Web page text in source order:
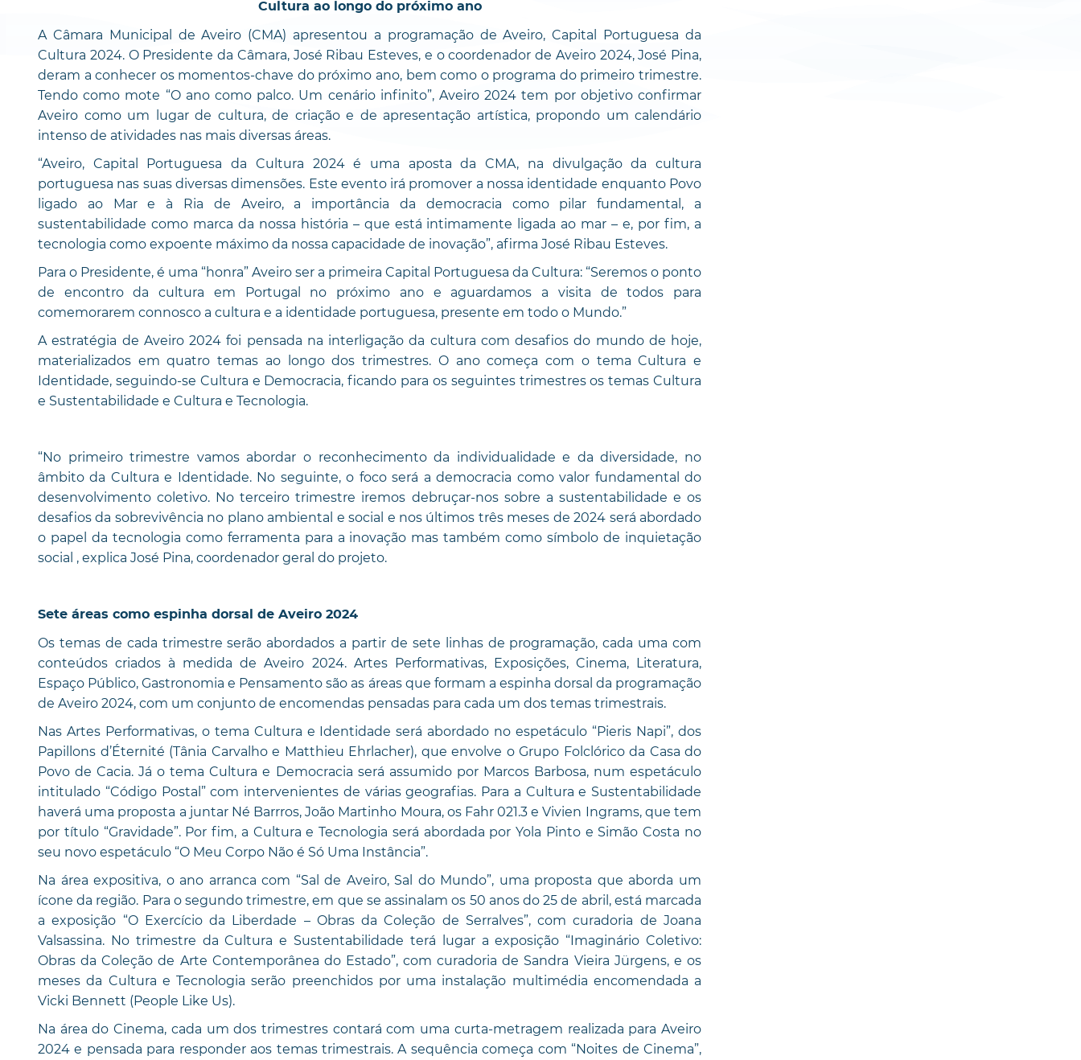
Cultura ao longo do próximo ano
A Câmara Municipal de Aveiro (CMA) apresentou a programação de Aveiro, Capital Portuguesa da
Cultura 2024. O Presidente da Câmara, José Ribau Esteves, e o coordenador de Aveiro 2024, José Pina,
deram a conhecer os momentos-chave do próximo ano, bem como o programa do primeiro trimestre.
Tendo como mote “O ano como palco. Um cenário infinito”, Aveiro 2024 tem por objetivo confirmar
Aveiro como um lugar de cultura, de criação e de apresentação artística, propondo um calendário
intenso de atividades nas mais diversas áreas.
“Aveiro, Capital Portuguesa da Cultura 2024 é uma aposta da CMA, na divulgação da cultura
portuguesa nas suas diversas dimensões. Este evento irá promover a nossa identidade enquanto Povo
ligado ao Mar e à Ria de Aveiro, a importância da democracia como pilar fundamental, a
sustentabilidade como marca da nossa história – que está intimamente ligada ao mar – e, por fim, a
tecnologia como expoente máximo da nossa capacidade de inovação”, afirma José Ribau Esteves.
Para o Presidente, é uma “honra” Aveiro ser a primeira Capital Portuguesa da Cultura: “Seremos o ponto
de encontro da cultura em Portugal no próximo ano e aguardamos a visita de todos para
comemorarem connosco a cultura e a identidade portuguesa, presente em todo o Mundo.”
A estratégia de Aveiro 2024 foi pensada na interligação da cultura com desafios do mundo de hoje,
materializados em quatro temas ao longo dos trimestres. O ano começa com o tema Cultura e
Identidade, seguindo-se Cultura e Democracia, ficando para os seguintes trimestres os temas Cultura
e Sustentabilidade e Cultura e Tecnologia.
“No primeiro trimestre vamos abordar o reconhecimento da individualidade e da diversidade, no
âmbito da Cultura e Identidade. No seguinte, o foco será a democracia como valor fundamental do
desenvolvimento coletivo. No terceiro trimestre iremos debruçar-nos sobre a sustentabilidade e os
desafios da sobrevivência no plano ambiental e social e nos últimos três meses de 2024 será abordado
o papel da tecnologia como ferramenta para a inovação mas também como símbolo de inquietação
social , explica José Pina, coordenador geral do projeto.
Sete áreas como espinha dorsal de Aveiro 2024
Os temas de cada trimestre serão abordados a partir de sete linhas de programação, cada uma com
conteúdos criados à medida de Aveiro 2024. Artes Performativas, Exposições, Cinema, Literatura,
Espaço Público, Gastronomia e Pensamento são as áreas que formam a espinha dorsal da programação
de Aveiro 2024, com um conjunto de encomendas pensadas para cada um dos temas trimestrais.
Nas Artes Performativas, o tema Cultura e Identidade será abordado no espetáculo “Pieris Napi”, dos
Papillons d’Éternité (Tânia Carvalho e Matthieu Ehrlacher), que envolve o Grupo Folclórico da Casa do
Povo de Cacia. Já o tema Cultura e Democracia será assumido por Marcos Barbosa, num espetáculo
intitulado “Código Postal” com intervenientes de várias geografias. Para a Cultura e Sustentabilidade
haverá uma proposta a juntar Né Barrros, João Martinho Moura, os Fahr 021.3 e Vivien Ingrams, que tem
por título “Gravidade”. Por fim, a Cultura e Tecnologia será abordada por Yola Pinto e Simão Costa no
seu novo espetáculo “O Meu Corpo Não é Só Uma Instância”.
Na área expositiva, o ano arranca com “Sal de Aveiro, Sal do Mundo”, uma proposta que aborda um
ícone da região. Para o segundo trimestre, em que se assinalam os 50 anos do 25 de abril, está marcada
a exposição “O Exercício da Liberdade – Obras da Coleção de Serralves”, com curadoria de Joana
Valsassina. No trimestre da Cultura e Sustentabilidade terá lugar a exposição “Imaginário Coletivo:
Obras da Coleção de Arte Contemporânea do Estado”, com curadoria de Sandra Vieira Jürgens, e os
meses da Cultura e Tecnologia serão preenchidos por uma instalação multimédia encomendada a
Vicki Bennett (People Like Us).
Na área do Cinema, cada um dos trimestres contará com uma curta-metragem realizada para Aveiro
2024 e pensada para responder aos temas trimestrais. A sequência começa com “Noites de Cinema”,